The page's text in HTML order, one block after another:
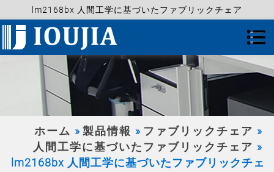
lm2168bx 人間工学に基づいたファブリックチェア
ホーム 製品情報
ファブリックチェア
人間工学に基づいたファブリックチェア
lm2168bx 人間工学に基づいたファブリックチェ